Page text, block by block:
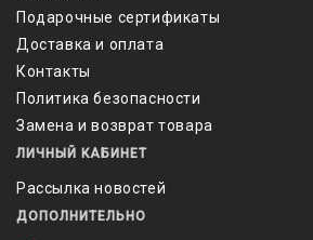
Подарочные сертификаты
Доставка и оплата
Контакты
Политика безопасности
Замена и возврат товара
ЛИЧНЫЙ КАБИНЕТ
Рассылка новостей
ДОПОЛНИТЕЛЬНО